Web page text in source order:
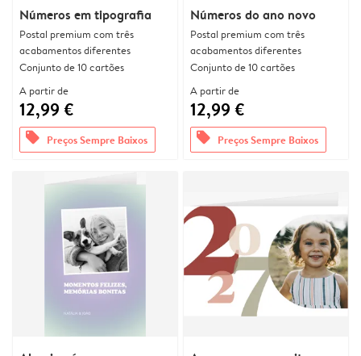
Números em tipografia
Postal premium com três
acabamentos diferentes
Conjunto de 10 cartões
A partir de
12,99 €
offers Preços Sempre Baixos
Números do ano novo
Postal premium com três
acabamentos diferentes
Conjunto de 10 cartões
A partir de
12,99 €
offers Preços Sempre Baixos